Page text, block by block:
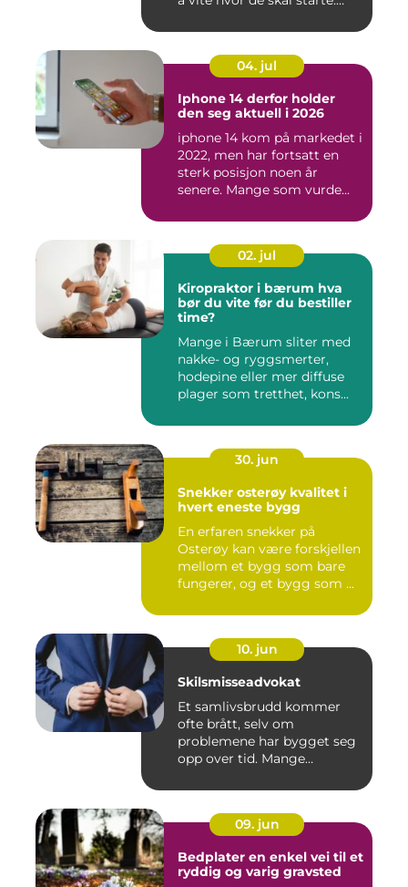
04. jul
Iphone 14 derfor holder
den seg aktuell i 2026
iphone 14 kom på markedet i
2022, men har fortsatt en
sterk posisjon noen år
senere. Mange som vurde...
02. jul
Kiropraktor i bærum hva
bør du vite før du bestiller
time?
Mange i Bærum sliter med
nakke- og ryggsmerter,
hodepine eller mer diffuse
plager som tretthet, kons...
30. jun
Snekker osterøy kvalitet i
hvert eneste bygg
En erfaren snekker på
Osterøy kan være forskjellen
mellom et bygg som bare
fungerer, og et bygg som ...
10. jun
Skilsmisseadvokat
Et samlivsbrudd kommer
ofte brått, selv om
problemene har bygget seg
opp over tid. Mange
09. jun
Bedplater en enkel vei til et
ryddig og varig gravsted